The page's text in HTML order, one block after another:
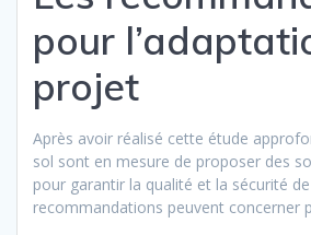
pour
projet
Après avoir réalisé cette étude
sol sont en mesure de proposer des
pour garantir la qualité et la sécurité
recommandations peuvent concerner